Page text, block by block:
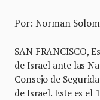
Por: Norman
SAN FRANCISCO,
de Israel ante las
Consejo de
de Israel. Este es el